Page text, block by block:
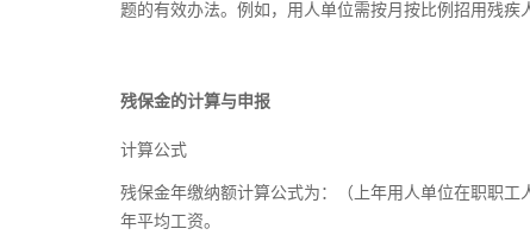
题的有效办法。例如，用人单位需按月按比例招用残疾
残保金的计算与申报
计算公式
残保金年缴纳额计算公式为：（上年用人单位在职职
年平均工资。